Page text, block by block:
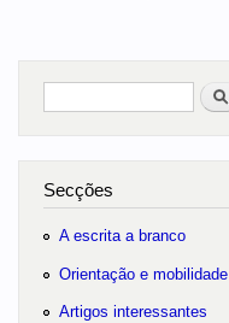
Pesquisar
Secções
A escrita a branco
Orientação e mobilidade
Artigos interessantes